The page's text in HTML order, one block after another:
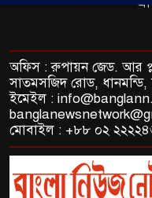
অফিস : রুপায়ন জেড. আর
সাতমসজিদ রোড, ধানমন্ডি,
ইমেইল :
মোবাইল : +৮৮ ০২